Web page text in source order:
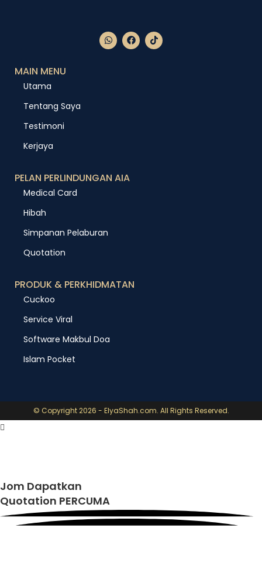
MAIN MENU
Utama
Tentang Saya
Testimoni
Kerjaya
PELAN PERLINDUNGAN AIA
Medical Card
Hibah
Simpanan Pelaburan
Quotation
PRODUK & PERKHIDMATAN
Cuckoo
Service Viral
Software Makbul Doa
Islam Pocket
© Copyright 2026 - ElyaShah.com. All Rights Reserved.
Jom Dapatkan
Quotation PERCUMA